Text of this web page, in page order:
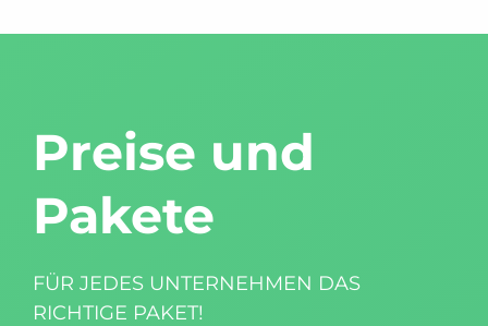
Preise und
Pakete
FÜR JEDES UNTERNEHMEN DAS
RICHTIGE PAKET!